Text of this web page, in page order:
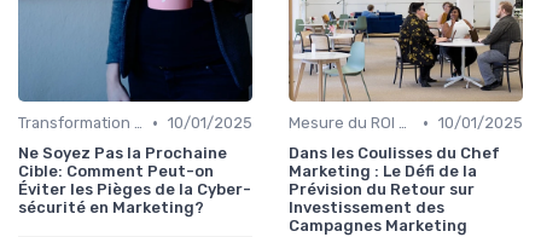
Transformation digitale du marketing • 10/01/2025
Ne Soyez Pas la Prochaine
Cible: Comment Peut-on
Éviter les Pièges de la Cyber-
sécurité en Marketing?
Mesure du ROI marketing • 10/01/2025
Dans les Coulisses du Chef
Marketing : Le Défi de la
Prévision du Retour sur
Investissement des
Campagnes Marketing